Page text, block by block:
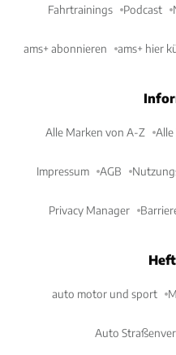
Fahrtrainings Podcast
ams+ abonnieren ams+ hier
Alle Marken von A-Z
Impressum AGB
Privacy Manager
auto motor und sport
Auto